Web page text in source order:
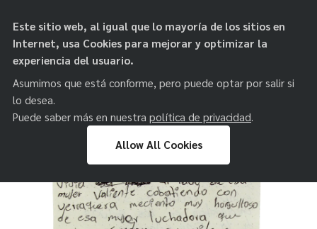
paz
Este sitio web, al igual que lo mayoría de los sitios en
Internet, usa Cookies para mejorar y optimizar la
experiencia del usuario.
Asumimos que está conforme, pero puede optar por salir si
lo desea.
Puede saber más en nuestra política de privacidad.
Allow All Cookies